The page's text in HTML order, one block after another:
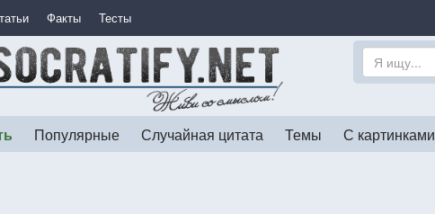
Факты Тесты
Популярные Случайная цитата Темы С картинками